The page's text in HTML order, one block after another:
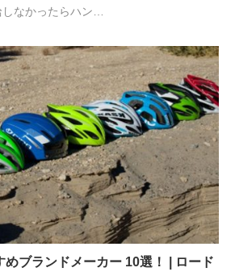
しなかったらハン…
めブランドメーカー 10選！ | ロード